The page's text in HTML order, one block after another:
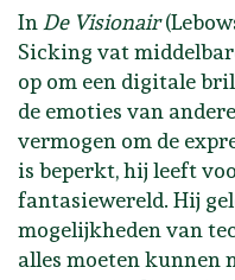
In De Visionair
Sicking vat
op om een digitale
de emoties van
vermogen om de
is beperkt, hij leeft
fantasiewereld. Hij
mogelijkheden van
alles moeten kunnen